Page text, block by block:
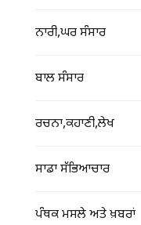
ਨਾਰੀ,ਘਰ ਸੰਸਾਰ
ਬਾਲ ਸੰਸਾਰ
ਰਚਨਾ,ਕਹਾਣੀ,ਲੇਖ
ਸਾਡਾ ਸੱਭਿਆਚਾਰ
ਪੰਥਕ ਮਸਲੇ ਅਤੇ ਖ਼ਬਰਾਂ